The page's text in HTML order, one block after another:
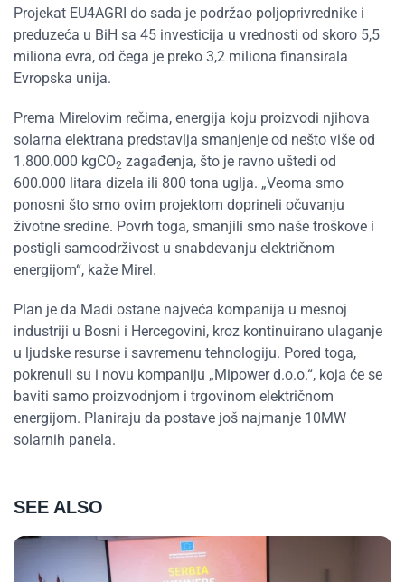
Projekat EU4AGRI do sada je podržao poljoprivrednike i
preduzeća u BiH sa 45 investicija u vrednosti od skoro 5,5
miliona evra, od čega je preko 3,2 miliona finansirala
Evropska unija.
Prema Mirelovim rečima, energija koju proizvodi njihova
solarna elektrana predstavlja smanjenje od nešto više od
1.800.000 kgCO2 zagađenja, što je ravno uštedi od
600.000 litara dizela ili 800 tona uglja. „Veoma smo
ponosni što smo ovim projektom doprineli očuvanju
životne sredine. Povrh toga, smanjili smo naše troškove i
postigli samoodrživost u snabdevanju električnom
energijom“, kaže Mirel.
Plan je da Madi ostane najveća kompanija u mesnoj
industriji u Bosni i Hercegovini, kroz kontinuirano ulaganje
u ljudske resurse i savremenu tehnologiju. Pored toga,
pokrenuli su i novu kompaniju „Mipower d.o.o.“, koja će se
baviti samo proizvodnjom i trgovinom električnom
energijom. Planiraju da postave još najmanje 10MW
solarnih panela.
SEE ALSO